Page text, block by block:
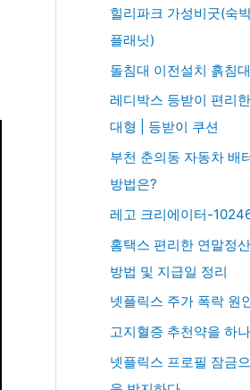
힐리파크 가성비굿(숙
플래닛)
돌침대 이전설치 흙침
레디박스 등받이 편리
대형 | 등받이 쿠션
부천 춘의동 자동차 배
방법은?
레고 크리에이터-
홈택스 편리한 연말정
방법 및 지급일 정리
넷플릭스 주가 폭락 원
고지혈증 추천약을 하
넷플릭스 프로필 잠금